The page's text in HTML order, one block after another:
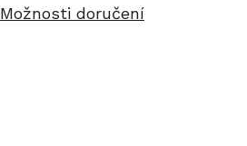
Možnosti doručení